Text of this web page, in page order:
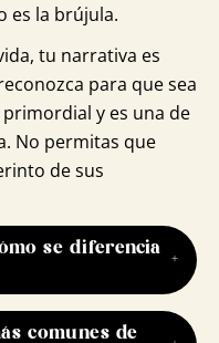
es la brújula.
tu narrativa es
para que sea
primordial y es una de
No permitas que
de sus
se diferencia
manipulación
comunes de